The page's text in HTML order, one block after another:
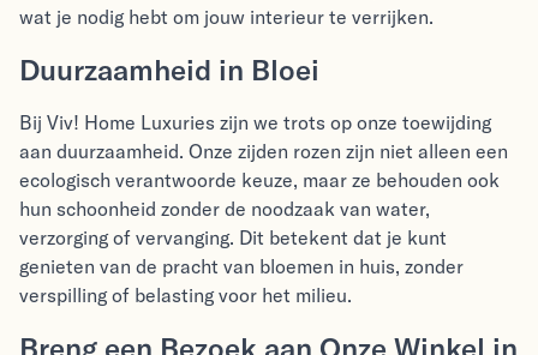
wat je nodig hebt om jouw interieur te verrijken.
Duurzaamheid in Bloei
Bij Viv! Home Luxuries zijn we trots op onze toewijding
aan duurzaamheid. Onze zijden rozen zijn niet alleen een
ecologisch verantwoorde keuze, maar ze behouden ook
hun schoonheid zonder de noodzaak van water,
verzorging of vervanging. Dit betekent dat je kunt
genieten van de pracht van bloemen in huis, zonder
verspilling of belasting voor het milieu.
Breng een Bezoek aan Onze Winkel in